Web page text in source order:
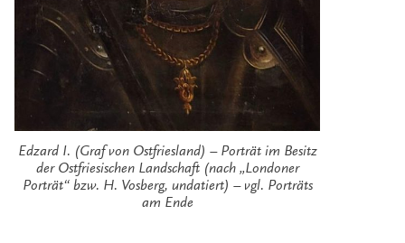
Edzard I. (Graf von Ostfriesland) – Porträt im Besitz
der Ostfriesischen Landschaft (nach „Londoner
Porträt“ bzw. H. Vosberg, undatiert) – vgl. Porträts
am Ende